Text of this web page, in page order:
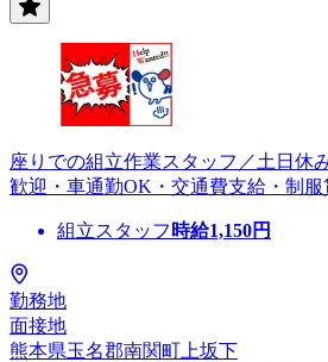
座りでの組立作業スタッフ／土日休
歓迎・車通勤OK・交通費支給・制服
組立スタッフ 時給1,150円
勤務地
面接地
熊本県玉名郡南関町上坂下